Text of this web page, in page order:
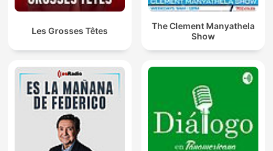
Les Grosses Têtes
The Clement Manyathela
Show